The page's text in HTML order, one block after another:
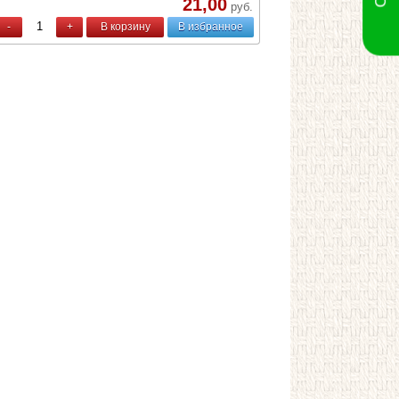
21,00 руб.
- + В корзину В избранное